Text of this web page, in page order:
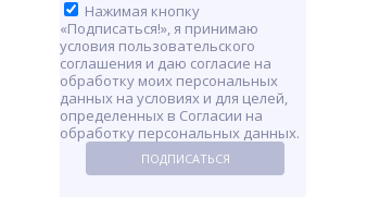
Нажимая кнопку
«Подписаться!», я принимаю
условия пользовательского
соглашения и даю согласие на
обработку моих персональных
данных на условиях и для целей,
определенных в Согласии на
обработку персональных данных.
ПОДПИСАТЬСЯ